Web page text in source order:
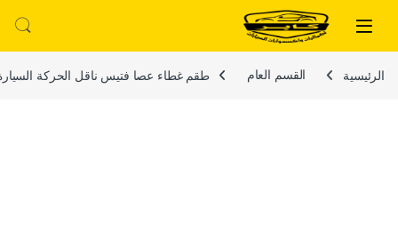
تخطي إلى المحتوى
الرئيسية القسم العام طقم غطاء عصا فتيس ناقل الحركة السيارة